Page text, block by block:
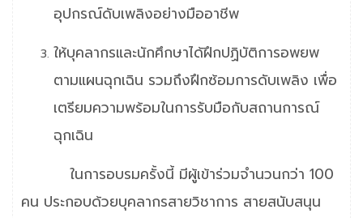
อุปกรณ์ดับเพลิงอย่างมืออาชีพ
ให้บุคลากรและนักศึกษาได้ฝึกปฏิบัติการอพยพ
ตามแผนฉุกเฉิน รวมถึงฝึกซ้อมการดับเพลิง เพื่อ
เตรียมความพร้อมในการรับมือกับสถานการณ์
ฉุกเฉิน
ในการอบรมครั้งนี้ มีผู้เข้าร่วมจำนวนกว่า 100
คน ประกอบด้วยบุคลากรสายวิชาการ สายสนับสนุน